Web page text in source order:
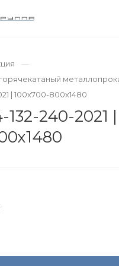
| 100х700-800х1480
240-2021 |